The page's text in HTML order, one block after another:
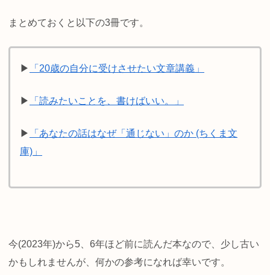
まとめておくと以下の3冊です。
▶ 「20歳の自分に受けさせたい文章講義」
▶ 「読みたいことを、書けばいい。」
▶
「あなたの話はなぜ「通じない」のか (ちくま文
庫)」
今(2023年)から5、6年ほど前に読んだ本なので、少し古い
かもしれませんが、何かの参考になれば幸いです。